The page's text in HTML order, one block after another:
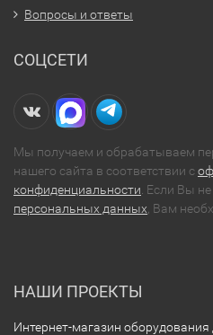
Вопросы и ответы
СОЦСЕТИ
Мы получаем и обрабатываем
нашего сайта в соответствии с
конфиденциальности. Если Вы не
персональных данных, Вам
НАШИ ПРОЕКТЫ
Интернет-магазин оборудования